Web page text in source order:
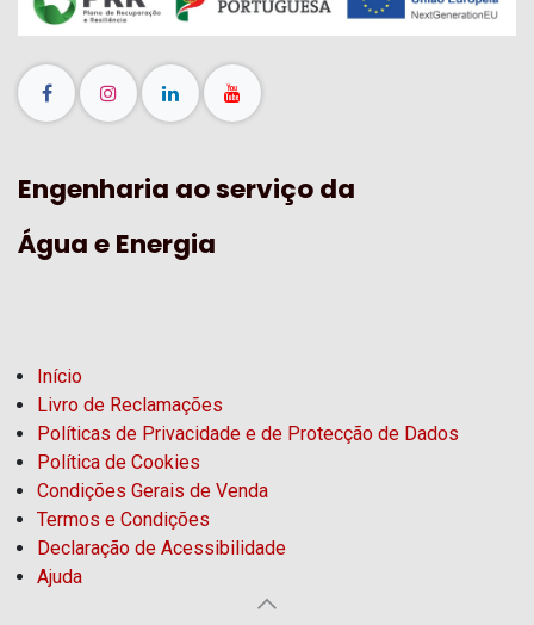
Engenharia ao serviço da
Água e Energia
Início
Livro de Reclamações
Políticas de Privacidade e de Protecção de Dados
Política de Cookies
Condições Gerais de Venda
Termos e Condições
Declaração de Acessibilidade
Ajuda